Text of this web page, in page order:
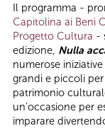
Il programma -
Capitolina ai Beni
Progetto Cultura -
edizione, Nulla
numerose
grandi e piccoli
patrimonio
un’occasione per
imparare